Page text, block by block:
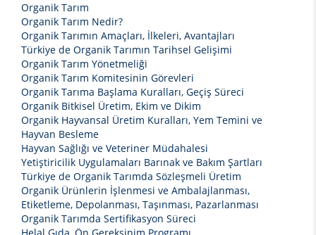
Organik Tarım
Organik Tarım Nedir?
Organik Tarımın Amaçları, İlkeleri, Avantajları
Türkiye de Organik Tarımın Tarihsel Gelişimi
Organik Tarım Yönetmeliği
Organik Tarım Komitesinin Görevleri
Organik Tarıma Başlama Kuralları, Geçiş Süreci
Organik Bitkisel Üretim, Ekim ve Dikim
Organik Hayvansal Üretim Kuralları, Yem Temini ve
Hayvan Besleme
Hayvan Sağlığı ve Veteriner Müdahalesi
Yetiştiricilik Uygulamaları Barınak ve Bakım Şartları
Türkiye de Organik Tarımda Sözleşmeli Üretim
Organik Ürünlerin İşlenmesi ve Ambalajlanması,
Etiketleme, Depolanması, Taşınması, Pazarlanması
Organik Tarımda Sertifikasyon Süreci